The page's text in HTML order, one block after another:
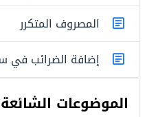
المصروف المتكرر
إضافة الضرائب في
الموضوعات الشائعة